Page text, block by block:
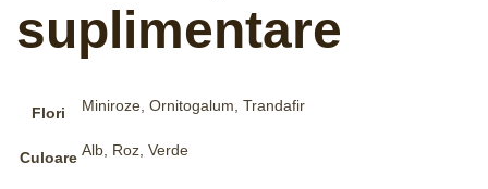
suplimentare
Flori Miniroze, Ornitogalum, Trandafir
Culoare Alb, Roz, Verde